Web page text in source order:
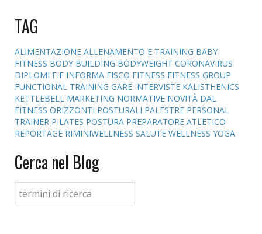
TAG
ALIMENTAZIONE ALLENAMENTO E TRAINING BABY
FITNESS BODY BUILDING BODYWEIGHT CORONAVIRUS
DIPLOMI FIF INFORMA FISCO FITNESS FITNESS GROUP
FUNCTIONAL TRAINING GARE INTERVISTE KALISTHENICS
KETTLEBELL MARKETING NORMATIVE NOVITÀ DAL
FITNESS ORIZZONTI POSTURALI PALESTRE PERSONAL
TRAINER PILATES POSTURA PREPARATORE ATLETICO
REPORTAGE RIMINIWELLNESS SALUTE WELLNESS YOGA
Cerca nel Blog